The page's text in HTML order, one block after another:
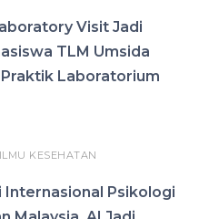
Visit Jadi
TLM Umsida
Laboratorium
KESEHATAN
Internasional Psikologi